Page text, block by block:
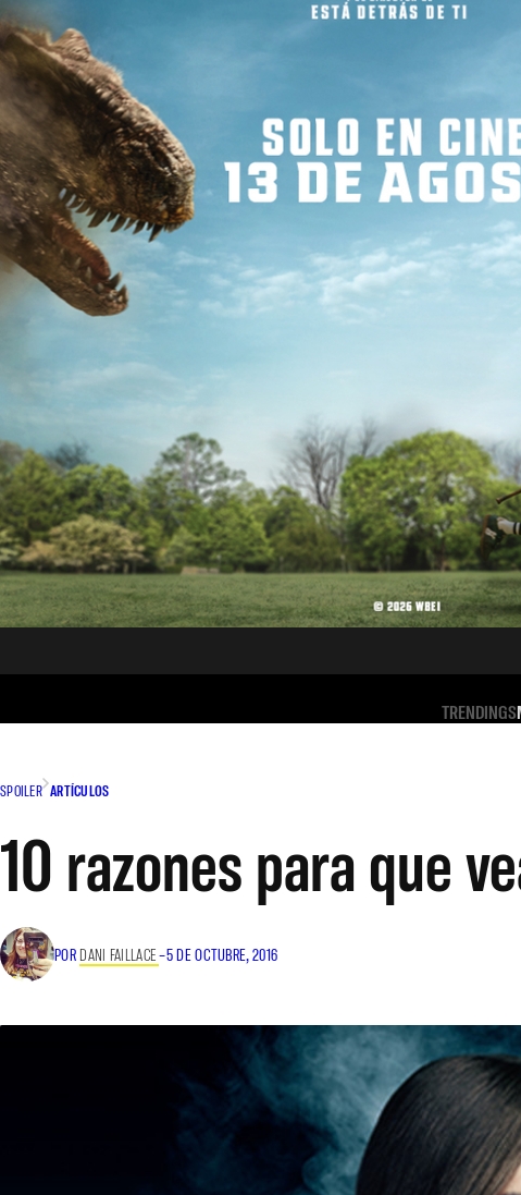
TRENDINGS
SPOILER ARTÍCULOS
10 razones para que
POR DANI FAILLACE–5 DE OCTUBRE, 2016